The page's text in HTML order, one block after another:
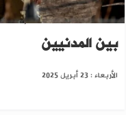
الاحتـلال يقتحم
بين المدنيين
الأربعاء : 23 أبريل 2025